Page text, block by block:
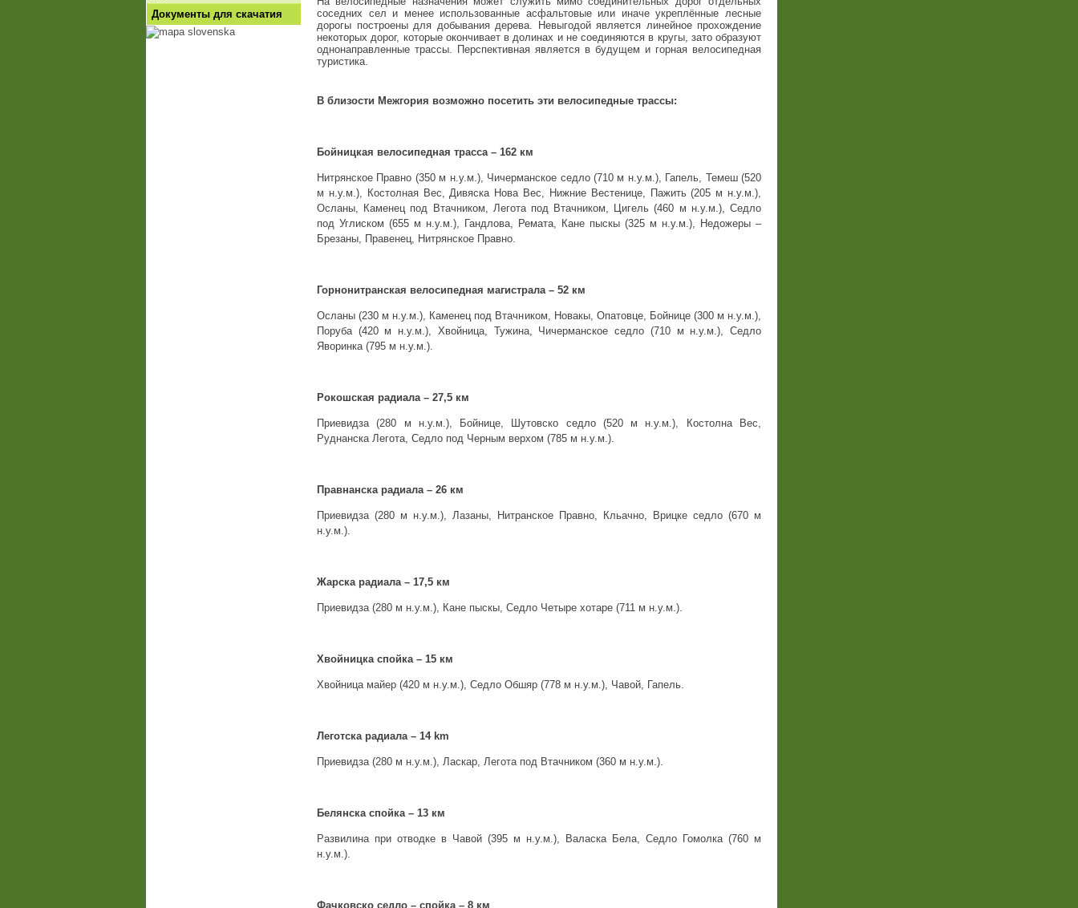
Документы для скачатия
соседних сел и менее использованные асфальтовые или иначе укреплённые лесные
дорогы построены для добывания дерева. Невыгодой является линейное прохождение
некоторых дорог, которые окончивает в долинах и не соединяются в кругы, зато образуют
однонаправленные трассы. Перспективная является в будущем и горная велосипедная
туристика.
В близости Межгория возможно посетить эти велосипедные трассы:
Бойницкая велосипедная трасса – 162 км
Нитрянское Правно (350 м н.у.м.), Чичерманское седло (710 м н.у.м.), Гапель, Темеш (520
м н.у.м.), Костолная Вес, Дивяска Нова Вес, Нижние Вестенице, Пажить (205 м н.у.м.),
Осланы, Каменец под Втачником, Легота под Втачником, Цигель (460 м н.у.м.), Седло
под Углиском (655 м н.у.м.), Гандлова, Ремата, Кане пыскы (325 м н.у.м.), Недожеры –
Брезаны, Правенец, Нитрянское Правно.
Горнонитранская велосипедная магистрала – 52 км
Осланы (230 м н.у.м.), Каменец под Втачником, Новакы, Опатовце, Бойнице (300 м н.у.м.),
Поруба (420 м н.у.м.), Хвойница, Тужина, Чичерманское седло (710 м н.у.м.), Седло
Яворинка (795 м н.у.м.).
Рокошская радиала – 27,5 км
Приевидза (280 м н.у.м.), Бойнице, Шутовско седло (520 м н.у.м.), Костолна Вес,
Руднанска Легота, Седло под Черным верхом (785 м н.у.м.).
Правнанска радиала – 26 км
Приевидза (280 м н.у.м.), Лазаны, Нитранское Правно, Кльачно, Врицке седло (670 м
н.у.м.).
Жарска радиала – 17,5 км
Приевидза (280 м н.у.м.), Кане пыскы, Седло Четыре хотаре (711 м н.у.м.).
Хвойницка спойка – 15 км
Хвойница майер (420 м н.у.м.), Седло Обшяр (778 м н.у.м.), Чавой, Гапель.
Леготска радиала – 14 km
Приевидза (280 м н.у.м.), Ласкар, Легота под Втачником (360 м н.у.м.).
Белянска спойка – 13 км
Развилина при отводке в Чавой (395 м н.у.м.), Валаска Бела, Седло Гомолка (760 м
н.у.м.).
Фачковско седло – спойка – 8 км